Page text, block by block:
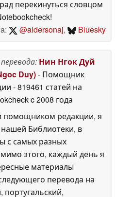
перекинуться словцом
@aldersonaj, Bluesky
Нин Нгок Дуй
Duy)- Помощник
- 819461 статей на
c 2008 года
помощником редакции, я
Библиотеки, в
с самых разных
этого, каждый день я
материалы
перевода на
португальский,